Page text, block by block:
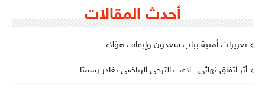
أحدث المقالات
تعزيزات أمنية بباب سعدون وإيقاف هؤلاء
أثر اتفاق نهائي.. لاعب الترجي الرياضي يغادر رسميًا